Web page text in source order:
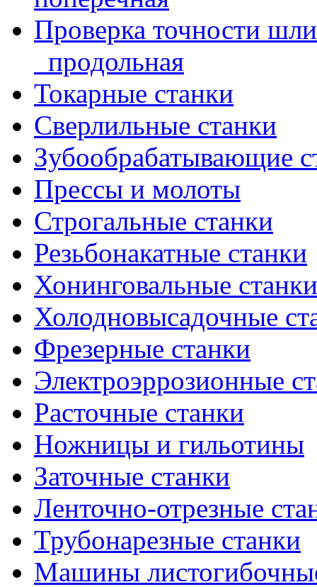
Проверка точности
_продольная
Токарные станки
Сверлильные станки
Зубообрабатывающие
Прессы и молоты
Строгальные станки
Резьбонакатные станки
Хонинговальные станки
Холодновысадочные
Фрезерные станки
Электроэррозионные
Расточные станки
Ножницы и гильотины
Заточные станки
Ленточно-отрезные
Трубонарезные станки
Машины